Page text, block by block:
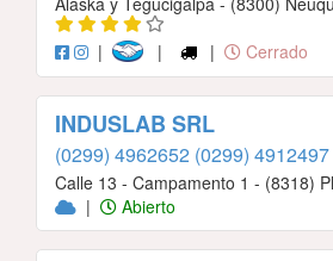
|
| | Cerrado
INDUSLAB SRL
(0299) 4962652 (0299) 4912497
Calle 13 - Campamento 1 - (8318)
|
Abierto